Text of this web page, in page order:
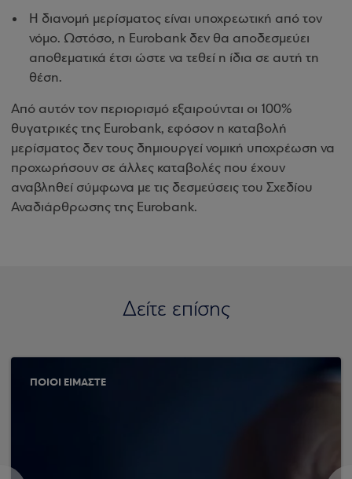
Η διανομή μερίσματος είναι υποχρεωτική από τον
νόμο. Ωστόσο, η Eurobank δεν θα αποδεσμεύει
αποθεματικά έτσι ώστε να τεθεί η ίδια σε αυτή τη
θέση.
Από αυτόν τον περιορισμό εξαιρούνται οι 100%
θυγατρικές της Eurobank, εφόσον η καταβολή
μερίσματος δεν τους δημιουργεί νομική υποχρέωση να
προχωρήσουν σε άλλες καταβολές που έχουν
αναβληθεί σύμφωνα με τις δεσμεύσεις του Σχεδίου
Αναδιάρθρωσης της Eurobank.
Δείτε επίσης
ΠΟΙΟΙ ΕΙΜΑΣΤΕ